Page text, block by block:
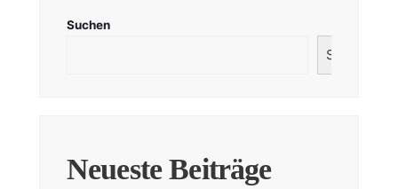
Suchen
Suchen
Neueste Beiträge